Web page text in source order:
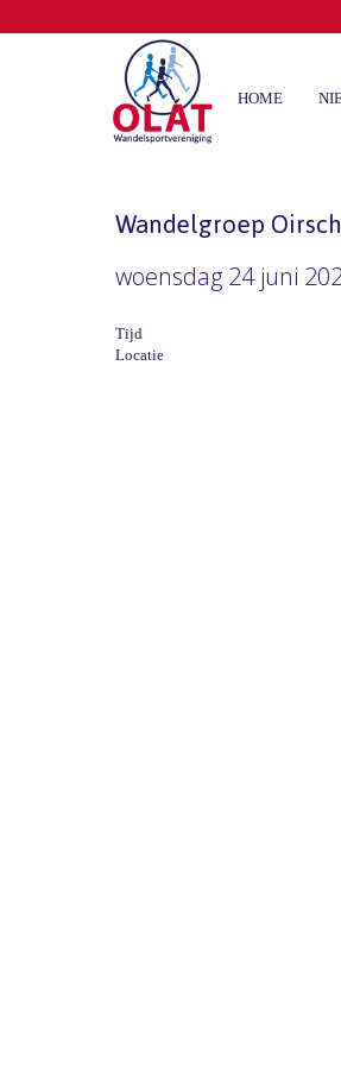
HOME
Wandelgroep
woensdag 24 juni
Tijd
Locatie